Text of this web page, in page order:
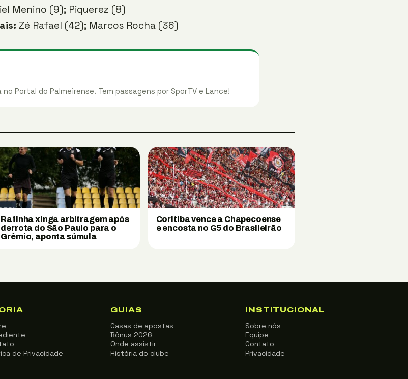
Menino (9); Piquerez (8)
Zé Rafael (42); Marcos Rocha (36)
Portal do Palmeirense. Tem passagens por SporTV e Lance!
Rafinha xinga arbitragem após
derrota do São Paulo para o
Grêmio, aponta súmula
Coritiba vence a Chapecoense
e encosta no G5 do Brasileirão
de Privacidade
GUIAS
Casas de apostas
Bônus 2026
Onde assistir
História do clube
INSTITUCIONAL
Sobre nós
Equipe
Contato
Privacidade